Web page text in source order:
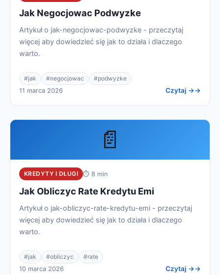
Jak Negocjowac Podwyzke
Artykuł o jak-negocjowac-podwyzke - przeczytaj
więcej aby dowiedzieć się jak to działa i dlaczego
warto.
#jak #negocjowac
#podwyzke
11 marca 2026
Czytaj →
📄
KREDYTY I DŁUGI ⏱ 8 min
Jak Obliczyc Rate Kredytu Emi
Artykuł o jak-obliczyc-rate-kredytu-emi - przeczytaj
więcej aby dowiedzieć się jak to działa i dlaczego
warto.
#jak #obliczyc
#rate
10 marca 2026
Czytaj →